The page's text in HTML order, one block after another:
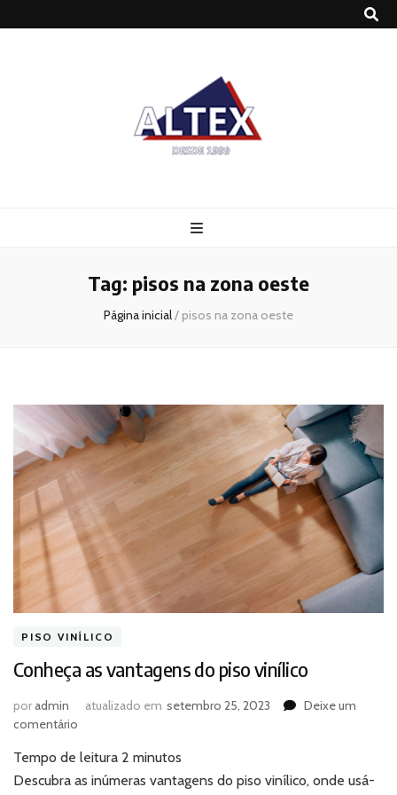
Tag: pisos na zona oeste
Página inicial/ pisos na zona oeste
PISO VINÍLICO
Conheça as vantagens do piso vinílico
poradmin atualizado em setembro 25, 2023
Deixe um
comentário
as
vantagens
Tempo de leitura 2 minutos
Descubra as inúmeras vantagens do piso vinílico, onde usá-